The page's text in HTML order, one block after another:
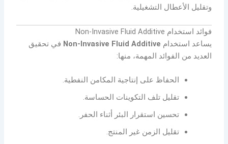
وتقليل الأعطال التشغيلية.
فوائد استخدام Non-Invasive Fluid Additive
يساعد استخدام Non-Invasive Fluid Additive في تحقيق
العديد من الفوائد المهمة، منها:
الحفاظ على إنتاجية المكامن النفطية.
تقليل تلف التكوينات الحساسة.
تحسين استقرار البئر أثناء الحفر.
تقليل الزمن غير المنتج.